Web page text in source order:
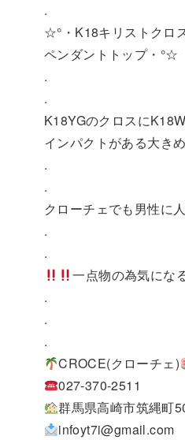
.
☆°・K18キリストクロ
ペンダントトップ・°☆
.
.
K18YGのクロスに
インパクトがある大き
.
.
クローチェでも男性に
.
.
一点物の為気にな
.
.
.
CROCE(クローチェ)
027-370-2511
群馬県高崎市筑縄町
infoyt7i@gmail.com